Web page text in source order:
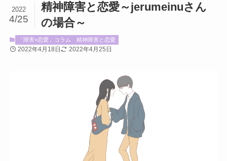
精神障害と恋愛～jerumeinuさん
の場合～
2022
4/25
「障害×恋愛」コラム 精神障害と恋愛
2022年4月18日 2022年4月25日